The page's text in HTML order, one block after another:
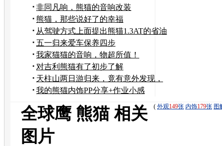
非同凡响，熊猫的音响改装
熊猫，那些说好了的幸福
从驾驶方式上面提出熊猫1.3AT的省油
办法...
五一归来爱车保养四步
我家猫猫的音响，物超所值！
对吉利熊猫有了初步了解
天柱山两日游归来，竟有意外发现，
真情奉上PP
我的熊猫内饰PP分享+作业小感
( 外观149张 内饰179张 图
全球鹰 熊猫 相关
图片